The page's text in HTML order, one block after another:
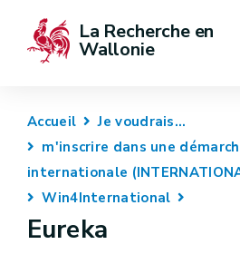
La Recherche en
Wallonie
Accueil
Je voudrais...
m'inscrire dans une
internationale
Win4International
Eureka